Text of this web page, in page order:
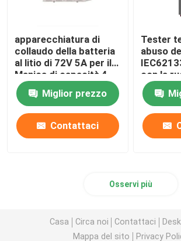
apparecchiatura di
collaudo della batteria
al litio di 72V 5A per il
Manica di capacità 4
Miglior prezzo
Contattaci
Tester
abuso
con la
Osservi più
Casa Circa noi Contattaci
Mappa del sito
Privacy